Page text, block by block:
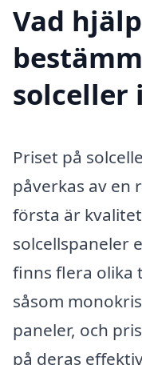
Vad
solceller
Priset på
påverkas av en
första är
solcellspaneler
finns flera olika
såsom
paneler, och
på deras